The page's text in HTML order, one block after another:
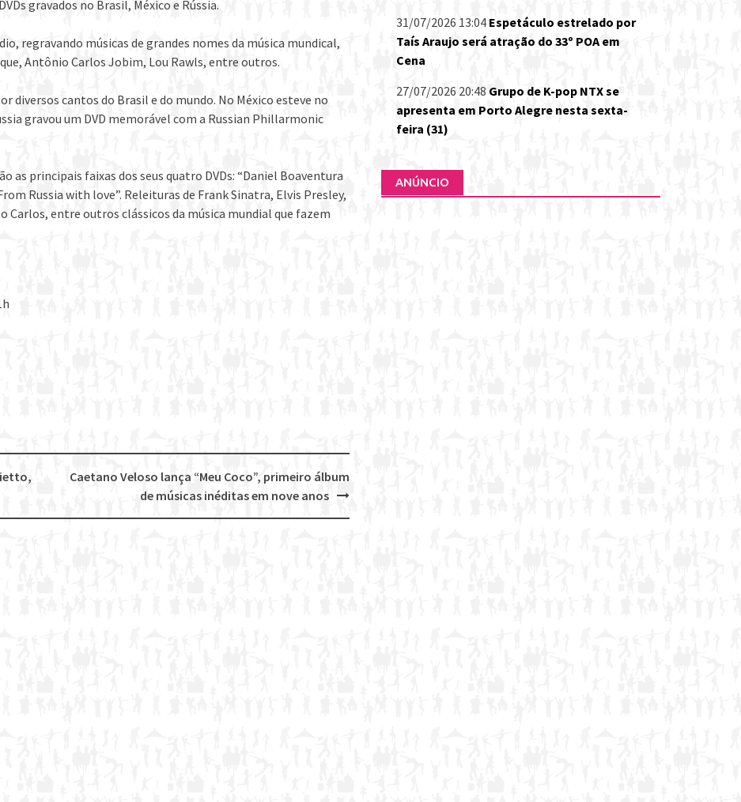
gravados no Brasil, México e Rússia.
regravando músicas de grandes nomes da música mundical,
Antônio Carlos Jobim, Lou Rawls, entre outros.
diversos cantos do Brasil e do mundo. No México esteve no
gravou um DVD memorável com a Russian Phillarmonic
as principais faixas dos seus quatro DVDs: “Daniel Boaventura
Russia with love”. Releituras de Frank Sinatra, Elvis Presley,
Carlos, entre outros clássicos da música mundial que fazem
Caetano Veloso lança “Meu Coco”, primeiro álbum
de músicas inéditas em nove anos
31/07/2026 13:04 Espetáculo estrelado por
Taís Araujo será atração do 33º POA em
Cena
27/07/2026 20:48 Grupo de K-pop NTX se
apresenta em Porto Alegre nesta sexta-
feira (31)
ANÚNCIO